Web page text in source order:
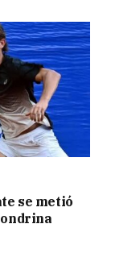
se metió